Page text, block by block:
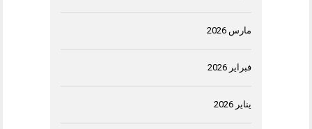
مارس 2026
فبراير 2026
يناير 2026